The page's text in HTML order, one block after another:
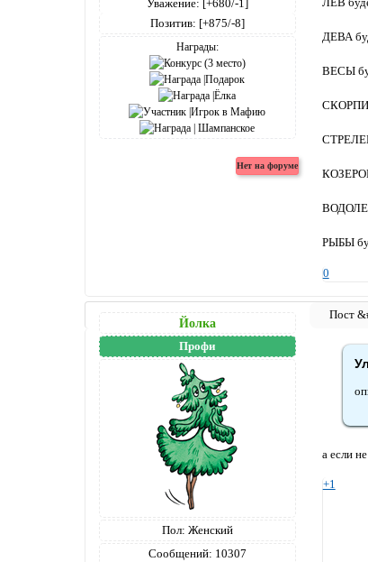
Уважение: [+680/-1]
Позитив: [+875/-8]
Награды:
ДЕВА
ВЕСЫ
СТРЕЛЕЦ
ВОДОЛЕЙ
РЫБЫ
0
Йолка
Профи
Пол: Женский
Сообщений: 10307
а если
+1